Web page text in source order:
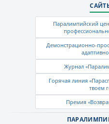
Паралимпийский
Демонстрационно-
Журнал
Горячая линия
твоем
Премия